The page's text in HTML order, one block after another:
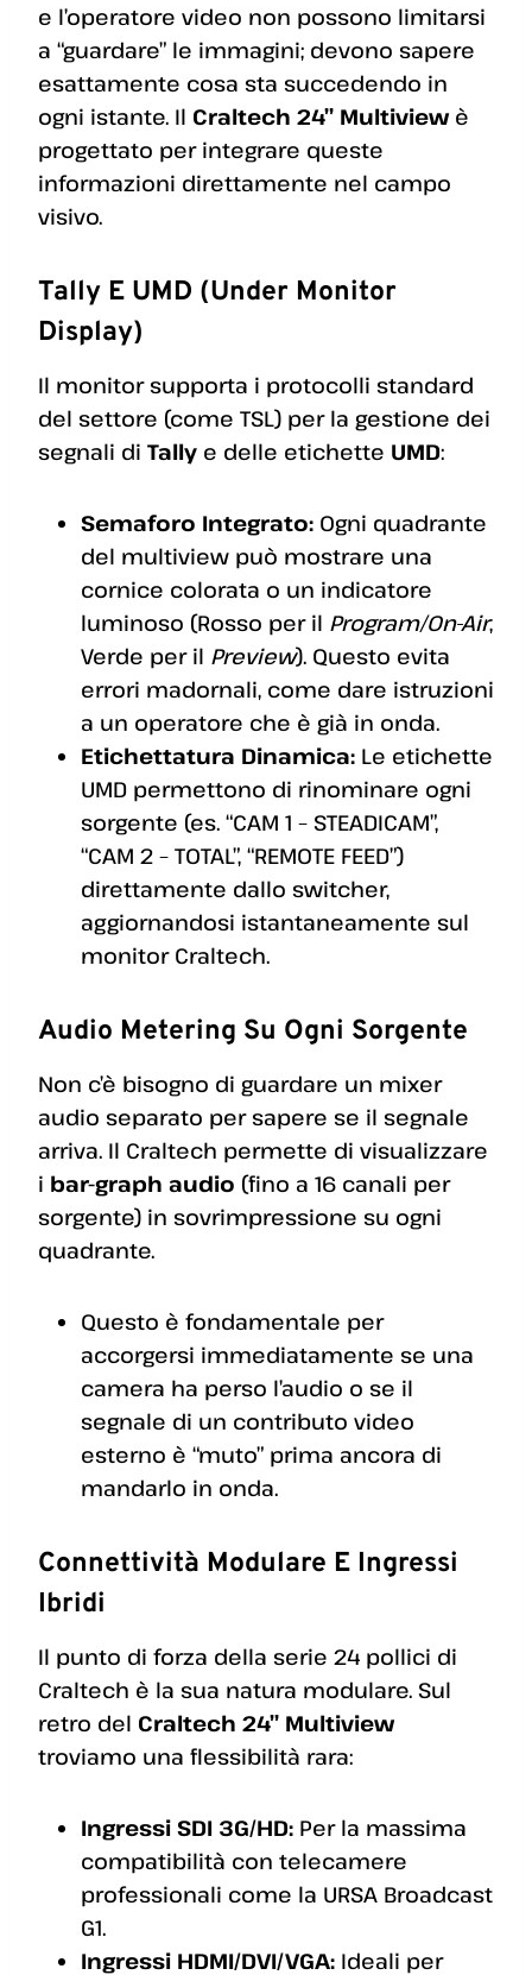
e l’operatore video non possono limitarsi
a “guardare” le immagini; devono sapere
esattamente cosa sta succedendo in
ogni istante. Il Craltech 24” Multiview è
progettato per integrare queste
informazioni direttamente nel campo
visivo.
Tally E UMD (Under Monitor
Display)
Il monitor supporta i protocolli standard
del settore (come TSL) per la gestione dei
segnali di Tally e delle etichette UMD:
Semaforo Integrato: Ogni quadrante
del multiview può mostrare una
cornice colorata o un indicatore
luminoso (Rosso per il Program/On-Air,
Verde per il Preview). Questo evita
errori madornali, come dare istruzioni
a un operatore che è già in onda.
Etichettatura Dinamica: Le etichette
UMD permettono di rinominare ogni
sorgente (es. “CAM 1 – STEADICAM”,
“CAM 2 – TOTAL”, “REMOTE FEED”)
direttamente dallo switcher,
aggiornandosi istantaneamente sul
monitor Craltech.
Audio Metering Su Ogni Sorgente
Non c’è bisogno di guardare un mixer
audio separato per sapere se il segnale
arriva. Il Craltech permette di visualizzare
i bar-graph audio (fino a 16 canali per
sorgente) in sovrimpressione su ogni
quadrante.
Questo è fondamentale per
accorgersi immediatamente se una
camera ha perso l’audio o se il
segnale di un contributo video
esterno è “muto” prima ancora di
mandarlo in onda.
Connettività Modulare E Ingressi
Ibridi
Il punto di forza della serie 24 pollici di
Craltech è la sua natura modulare. Sul
retro del Craltech 24” Multiview
troviamo una flessibilità rara:
Ingressi SDI 3G/HD: Per la massima
compatibilità con telecamere
professionali come la URSA Broadcast
G1.
Ingressi HDMI/DVI/VGA: Ideali per